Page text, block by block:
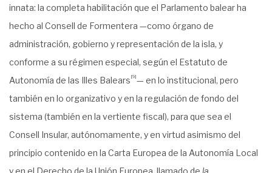
innata: la completa habilitación que el Parlamento balear ha
hecho al Consell de Formentera —como órgano de
administración, gobierno y representación de la isla, y
conforme a su régimen especial, según el Estatuto de
Autonomía de las Illes Balears [9]— en lo institucional, pero
también en lo organizativo y en la regulación de fondo del
sistema (también en la vertiente fiscal), para que sea el
Consell Insular, autónomamente, y en virtud asimismo del
principio contenido en la Carta Europea de la Autonomía Local
y en el Derecho de la Unión Europea, llamado de la